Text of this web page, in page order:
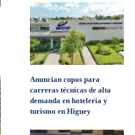
Anuncian cupos para
carreras técnicas de alta
demanda en hotelería y
turismo en Higuey